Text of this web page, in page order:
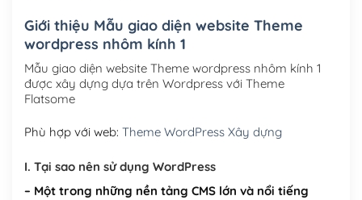
Tên miền quốc tế .com .net .org (1 năm)
Tên miền Việt Nam .vn (1 năm)
Hosting 2GB SSD (1 năm)(+450,000₫)
Hosting 8GB SSD (1 năm) (+950,000₫)
Giới thiệu Mẫu giao diện website Theme
wordpress nhôm kính 1
Mẫu giao diện website Theme wordpress nhôm kính 1
được xây dựng dựa trên Wordpress với Theme
Flatsome
Phù hợp với web: Theme WordPress Xây dựng
I. Tại sao nên sử dụng WordPress
– Một trong những nền tảng CMS lớn và nổi tiếng